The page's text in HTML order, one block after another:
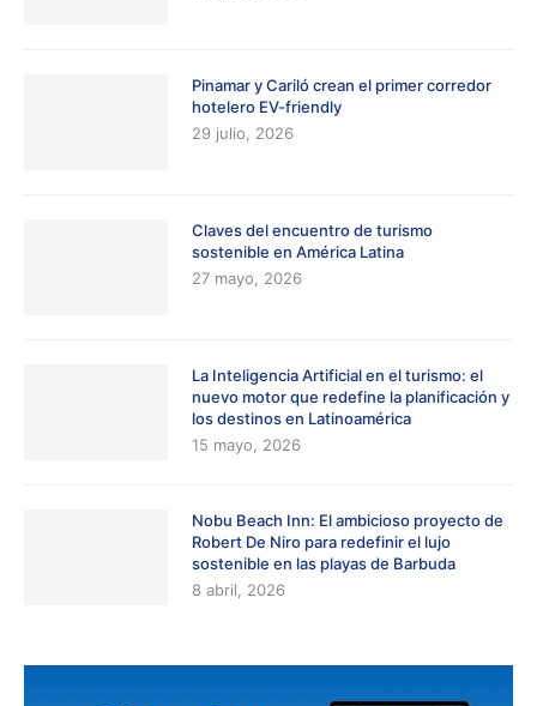
Pinamar y Cariló crean el primer corredor
hotelero EV-friendly
29 julio, 2026
Claves del encuentro de turismo
sostenible en América Latina
27 mayo, 2026
La Inteligencia Artificial en el turismo: el
nuevo motor que redefine la planificación y
los destinos en Latinoamérica
15 mayo, 2026
Nobu Beach Inn: El ambicioso proyecto de
Robert De Niro para redefinir el lujo
sostenible en las playas de Barbuda
8 abril, 2026